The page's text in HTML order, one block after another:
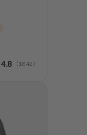
4.8 ( 1842 )